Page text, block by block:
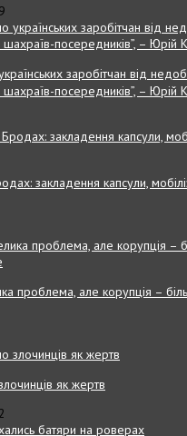
заробітчан від
посередників”, – Юрій
закладення капсули,
проблема, але корупція –
як жертв